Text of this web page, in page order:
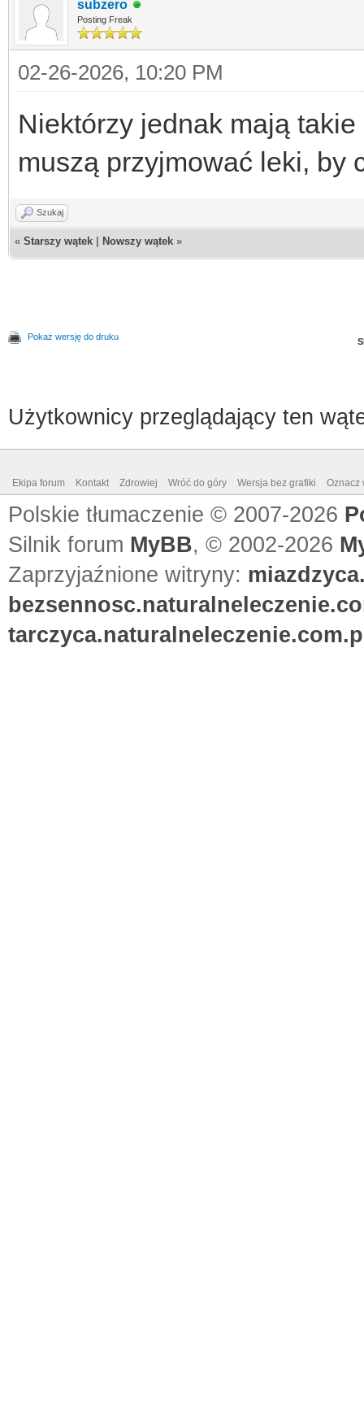
subzero
Posting Freak
02-26-2026, 10:20 PM
Niektórzy jednak mają
muszą przyjmować leki, by
Szukaj
« Starszy wątek Nowszy wątek »
Pokaż wersję do druku
Użytkownicy przeglądający ten
Ekipa forum Kontakt Zdrowiej Wróć do góry Wersja bez grafiki Oznacz
Polskie tłumaczenie © 2007-2026
Silnik forum MyBB, © 2002-2026
Zaprzyjaźnione witryny: